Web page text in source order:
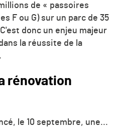
de « passoires
F ou G) sur un parc de 35
donc un enjeu majeur
la réussite de la
rénovation
le 10 septembre, une...